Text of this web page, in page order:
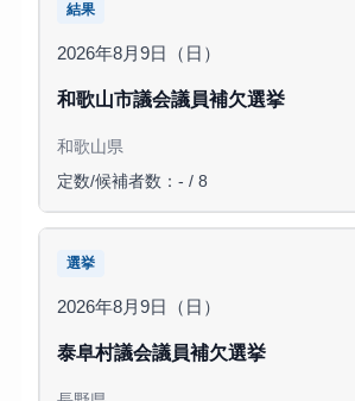
結果
2026年8月9日（日）
和歌山市議会議員補欠選挙
和歌山県
定数/候補者数：- / 8
選挙
2026年8月9日（日）
泰阜村議会議員補欠選挙